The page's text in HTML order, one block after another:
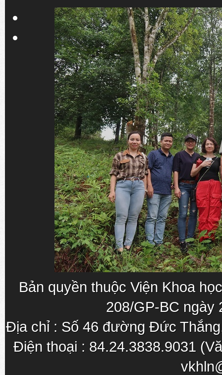
Bản quyền thuộc Viện Khoa
208/GP-BC ngày
Địa chỉ : Số 46 đường Đức
Điện thoại : 84.24.3838.9031